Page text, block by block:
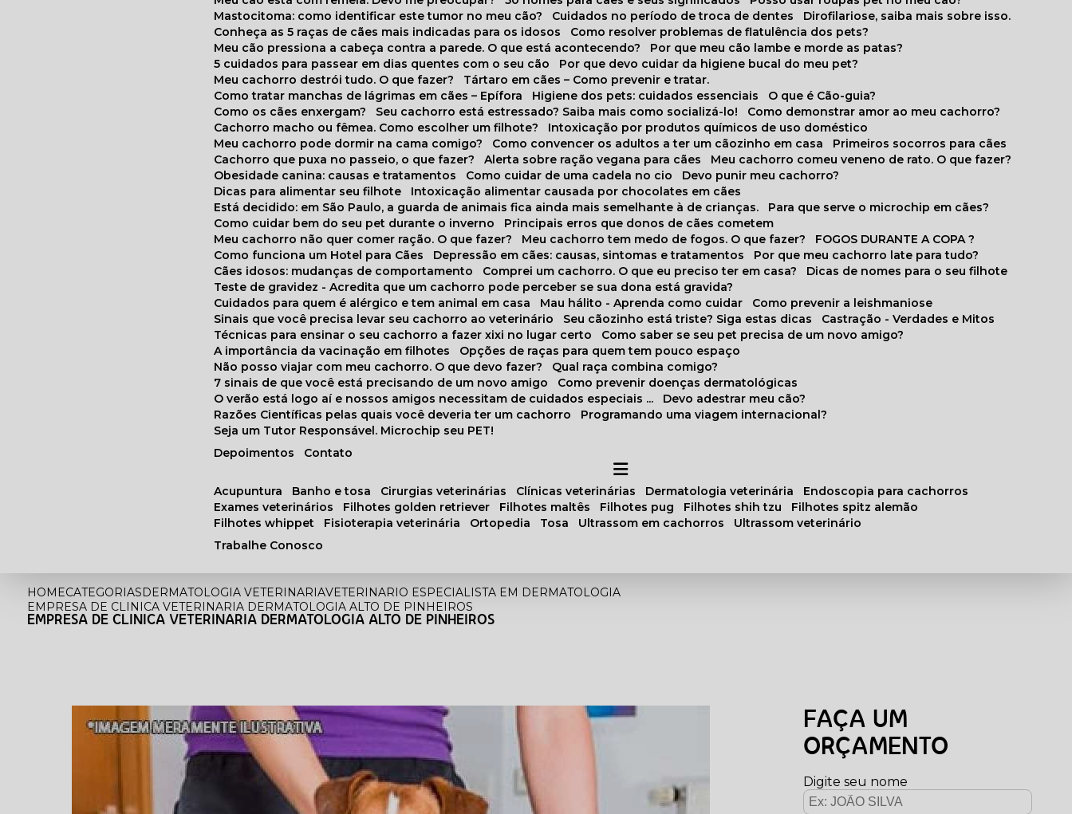
Depoimentos
Mastocitoma: como identificar este tumor no meu cão?
Cuidados no período de troca de dentes
Dirofilariose, saiba mais sobre isso.
Conheça as 5 raças de cães mais indicadas para os idosos
Como resolver problemas de flatulência dos pets?
Meu cão pressiona a cabeça contra a parede. O que está acontecendo?
Por que meu cão lambe e morde as patas?
5 cuidados para passear em dias quentes com o seu cão
Por que devo cuidar da higiene bucal do meu pet?
Meu cachorro destrói tudo. O que fazer?
Tártaro em cães – Como prevenir e tratar.
Como tratar manchas de lágrimas em cães – Epífora
Higiene dos pets: cuidados essenciais
O que é Cão-guia?
Como os cães enxergam?
Seu cachorro está estressado? Saiba mais como socializá-lo!
Como demonstrar amor ao meu cachorro?
Cachorro macho ou fêmea. Como escolher um filhote?
Intoxicação por produtos químicos de uso doméstico
Meu cachorro pode dormir na cama comigo?
Como convencer os adultos a ter um cãozinho em casa
Primeiros socorros para cães
Cachorro que puxa no passeio, o que fazer?
Alerta sobre ração vegana para cães
Meu cachorro comeu veneno de rato. O que fazer?
Obesidade canina: causas e tratamentos
Como cuidar de uma cadela no cio
Devo punir meu cachorro?
Dicas para alimentar seu filhote
Intoxicação alimentar causada por chocolates em cães
Está decidido: em São Paulo, a guarda de animais fica ainda mais semelhante à de crianças.
Para que serve o microchip em cães?
Como cuidar bem do seu pet durante o inverno
Principais erros que donos de cães cometem
Meu cachorro não quer comer ração. O que fazer?
Meu cachorro tem medo de fogos. O que fazer?
FOGOS DURANTE A COPA ?
Como funciona um Hotel para Cães
Depressão em cães: causas, sintomas e tratamentos
Por que meu cachorro late para tudo?
Cães idosos: mudanças de comportamento
Comprei um cachorro. O que eu preciso ter em casa?
Dicas de nomes para o seu filhote
Teste de gravidez - Acredita que um cachorro pode perceber se sua dona está gravida?
Cuidados para quem é alérgico e tem animal em casa
Mau hálito - Aprenda como cuidar
Como prevenir a leishmaniose
Sinais que você precisa levar seu cachorro ao veterinário
Seu cãozinho está triste? Siga estas dicas
Castração - Verdades e Mitos
Técnicas para ensinar o seu cachorro a fazer xixi no lugar certo
Como saber se seu pet precisa de um novo amigo?
A importância da vacinação em filhotes
Opções de raças para quem tem pouco espaço
Não posso viajar com meu cachorro. O que devo fazer?
Qual raça combina comigo?
7 sinais de que você está precisando de um novo amigo
Como prevenir doenças dermatológicas
O verão está logo aí e nossos amigos necessitam de cuidados especiais ...
Devo adestrar meu cão?
Razões Científicas pelas quais você deveria ter um cachorro
Programando uma viagem internacional?
Seja um Tutor Responsável. Microchip seu PET!
Contato
acupuntura banho e tosa cirurgias veterinárias clínicas veterinárias dermatologia veterinária
endoscopia para cachorros
exames veterinários
filhotes golden retriever filhotes maltês filhotes pug filhotes shih tzu
filhotes spitz alemão
filhotes whippet
fisioterapia veterinária ortopedia tosa ultrassom em cachorros
ultrassom veterinário
Trabalhe Conosco
HOMECATEGORIASDERMATOLOGIA VETERINARIAVETERINARIO ESPECIALISTA EM DERMATOLOGIA
EMPRESA DE CLINICA VETERINARIA DERMATOLOGIA ALTO DE PINHEIROS
EMPRESA DE CLINICA VETERINARIA DERMATOLOGIA ALTO DE PINHEIROS
FAÇA UM
ORÇAMENTO
Digite seu nome